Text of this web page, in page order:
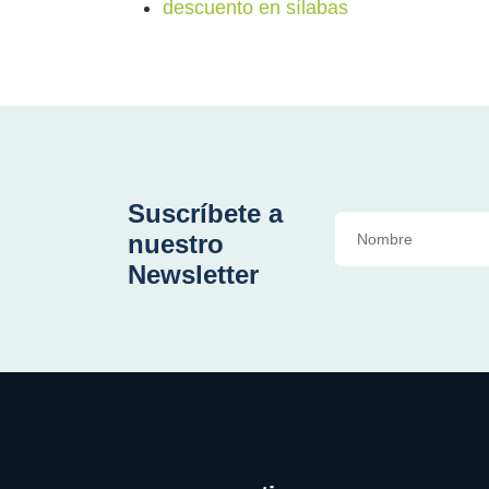
descuento en sílabas
Suscríbete a
nuestro
Newsletter